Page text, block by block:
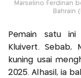
Marselino Ferdinan
Bahrain
Pemain satu
Kluivert. Sebab,
kuning usai
2025. Alhasil, ia